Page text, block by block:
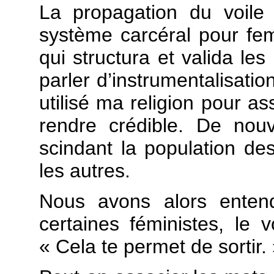
La propagation du voile
système carcéral pour
qui structura et valida
parler
utilisé ma religion pour
rendre crédible. De
scindant la population
les autres.
Nous avons alors
certaines féministes, le
« Cela te permet de